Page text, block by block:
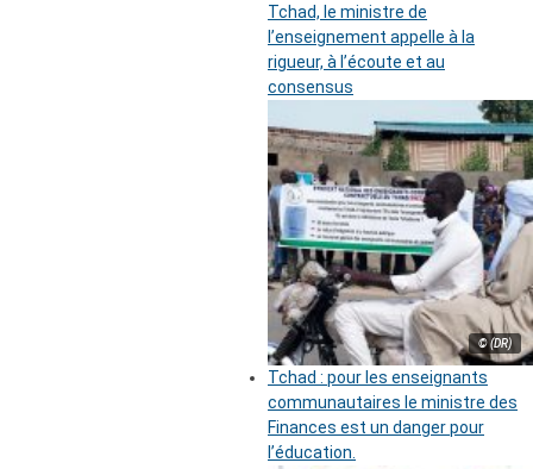
Tchad, le ministre de
l’enseignement appelle à la
rigueur, à l’écoute et au
consensus
© (DR)
Tchad : pour les enseignants
communautaires le ministre des
Finances est un danger pour
l’éducation.